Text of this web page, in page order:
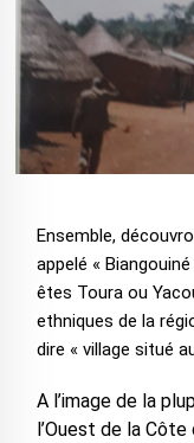
Ensemble,
appelé «
êtes Toura ou
ethniques de la
dire « village situé
A l’image de la
l’Ouest de la